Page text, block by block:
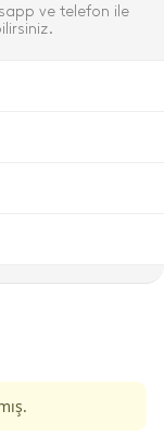
ve telefon ile